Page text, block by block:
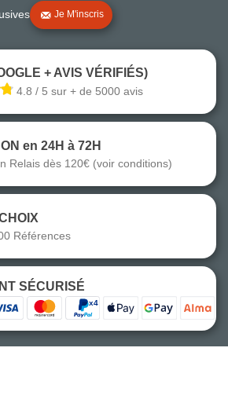
Je M'inscris
+ AVIS VÉRIFIÉS)
4.8 / 5 sur + de 5000 avis
en 24H à 72H
Relais dès 120€ (voir conditions)
Références
SÉCURISÉ